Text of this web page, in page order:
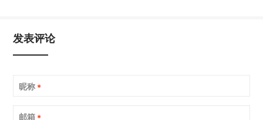
发表评论
昵称 *
邮箱 *